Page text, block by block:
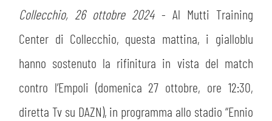
TRASFERTE
TICKET GIFT CARD
ORGANIGRAMMA
MUTTI TRAINING CENTER
STADIO TARDINI
PLAY GREEN
Collecchio, 26 ottobre 2024- Al Mutti Training
Center di Collecchio, questa mattina, i gialloblu
hanno sostenuto la rifinitura in vista del match
contro l’Empoli (domenica 27 ottobre, ore 12:30,
diretta Tv su DAZN), in programma allo stadio “Ennio